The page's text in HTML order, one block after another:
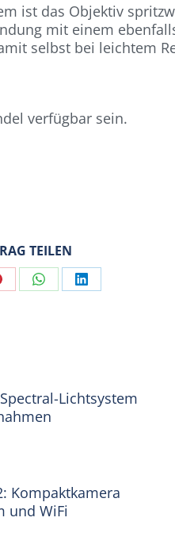
ist das Objektiv
mit einem
selbst bei leichtem
verfügbar sein.
TEILEN
Share Share
Lichtsystem
Kompaktkamera
und WiFi